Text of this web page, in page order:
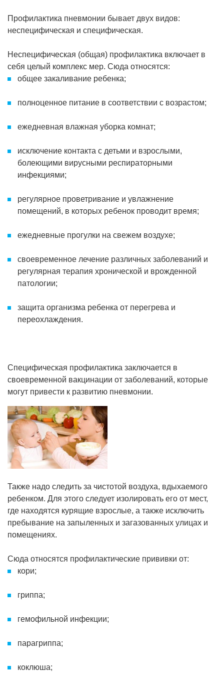
Профилактика пневмонии бывает двух видов:
неспецифическая и специфическая.
Неспецифическая (общая) профилактика включает в
себя целый комплекс мер. Сюда относятся:
общее закаливание ребенка;
полноценное питание в соответствии с возрастом;
ежедневная влажная уборка комнат;
исключение контакта с детьми и взрослыми,
болеющими вирусными респираторными
инфекциями;
регулярное проветривание и увлажнение
помещений, в которых ребенок проводит время;
ежедневные прогулки на свежем воздухе;
своевременное лечение различных заболеваний и
регулярная терапия хронической и врожденной
патологии;
защита организма ребенка от перегрева и
переохлаждения.
Специфическая профилактика заключается в
своевременной вакцинации от заболеваний, которые
могут привести к развитию пневмонии.
Также надо следить за чистотой воздуха, вдыхаемого
ребенком. Для этого следует изолировать его от мест,
где находятся курящие взрослые, а также исключить
пребывание на запыленных и загазованных улицах и
помещениях.
Сюда относятся профилактические прививки от:
кори;
гриппа;
гемофильной инфекции;
парагриппа;
коклюша;